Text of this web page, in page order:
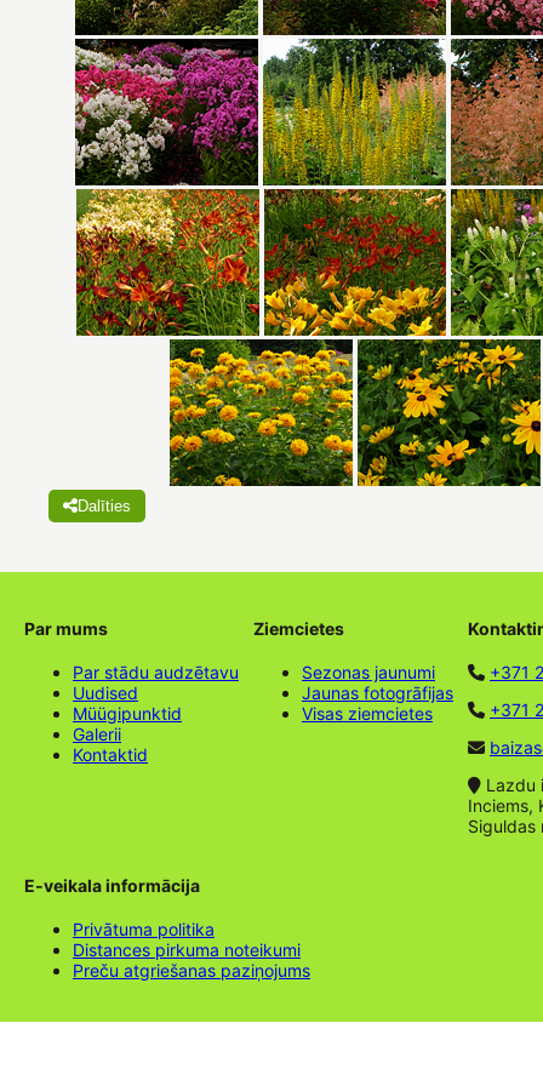
Dalīties
Par mums
Par stādu audzētavu
Uudised
Müügipunktid
Galerii
Kontaktid
Ziemcietes
Sezonas jaunumi
Jaunas fotogrāfijas
Visas ziemcietes
+371
+371
Lazdu
Inciems,
Siguldas
E-veikala informācija
Privātuma politika
Distances pirkuma noteikumi
Preču atgriešanas paziņojums